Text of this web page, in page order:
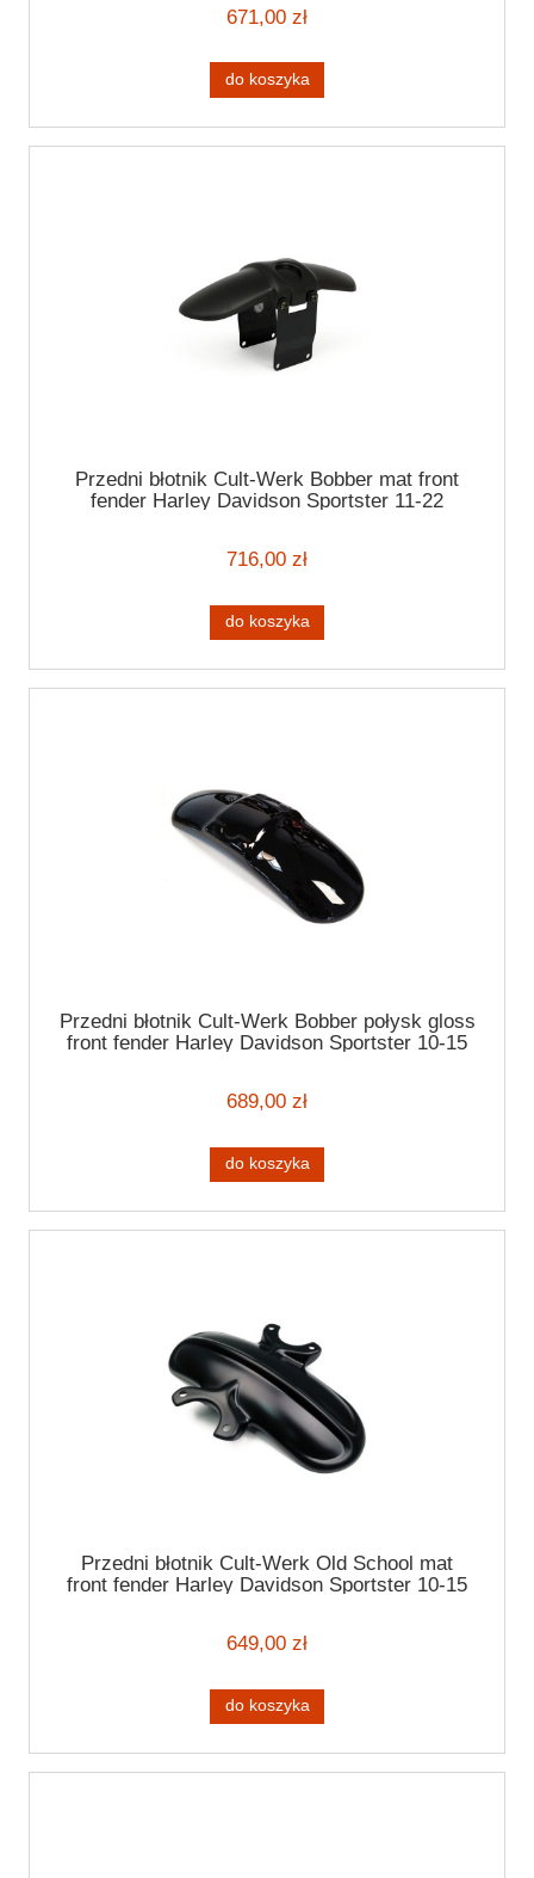
671,00 zł
do koszyka
Przedni błotnik Cult-Werk Bobber mat front
fender Harley Davidson Sportster 11-22
716,00 zł
do koszyka
Przedni błotnik Cult-Werk Bobber połysk gloss
front fender Harley Davidson Sportster 10-15
689,00 zł
do koszyka
Przedni błotnik Cult-Werk Old School mat
front fender Harley Davidson Sportster 10-15
649,00 zł
do koszyka